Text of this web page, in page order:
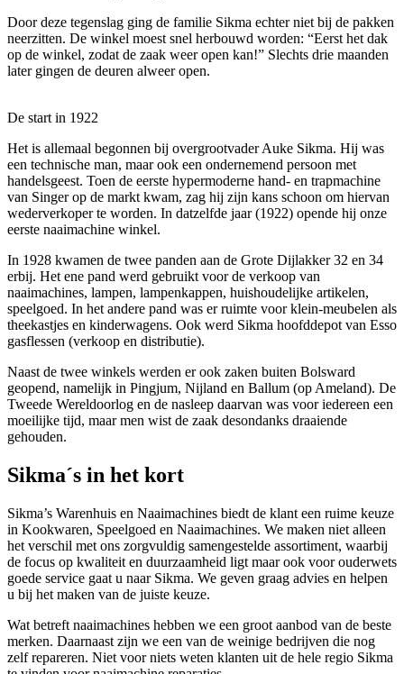
Door deze tegenslag ging de familie Sikma echter niet bij de pakken
neerzitten. De winkel moest snel herbouwd worden: “Eerst het dak
op de winkel, zodat de zaak weer open kan!” Slechts drie maanden
later gingen de deuren alweer open.
De start in 1922
Het is allemaal begonnen bij overgrootvader Auke Sikma. Hij was
een technische man, maar ook een ondernemend persoon met
handelsgeest. Toen de eerste hypermoderne hand- en trapmachine
van Singer op de markt kwam, zag hij zijn kans schoon om hiervan
wederverkoper te worden. In datzelfde jaar (1922) opende hij onze
eerste naaimachine winkel.
In 1928 kwamen de twee panden aan de Grote Dijlakker 32 en 34
erbij. Het ene pand werd gebruikt voor de verkoop van
naaimachines, lampen, lampenkappen, huishoudelijke artikelen,
speelgoed. In het andere pand was er ruimte voor klein-meubelen als
theekastjes en kinderwagens. Ook werd Sikma hoofddepot van Esso
gasflessen (verkoop en distributie).
Naast de twee winkels werden er ook zaken buiten Bolsward
geopend, namelijk in Pingjum, Nijland en Ballum (op Ameland). De
Tweede Wereldoorlog en de nasleep daarvan was voor iedereen een
moeilijke tijd, maar men wist de zaak desondanks draaiende
gehouden.
Sikma´s in het kort
Sikma’s Warenhuis en Naaimachines biedt de klant een ruime keuze
in Kookwaren, Speelgoed en Naaimachines. We maken niet alleen
het verschil met ons zorgvuldig samengestelde assortiment, waarbij
de focus op kwaliteit en duurzaamheid ligt maar ook voor ouderwets
goede service gaat u naar Sikma. We geven graag advies en helpen
u bij het maken van de juiste keuze.
Wat betreft naaimachines hebben we een groot aanbod van de beste
merken. Daarnaast zijn we een van de weinige bedrijven die nog
zelf repareren. Niet voor niets weten klanten uit de hele regio Sikma